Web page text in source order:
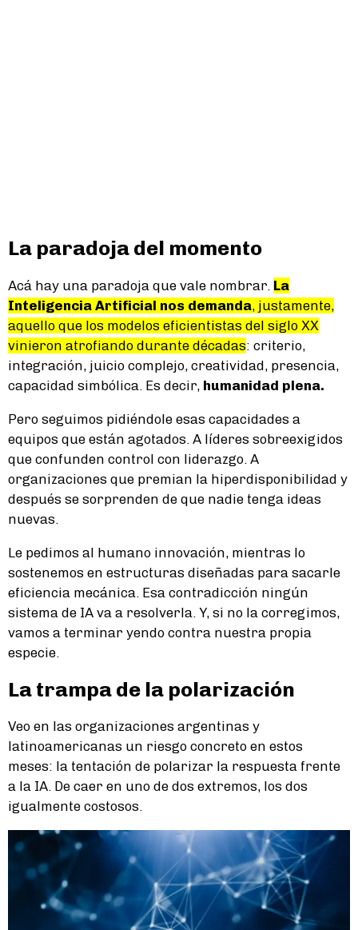
La paradoja del momento
Acá hay una paradoja que vale nombrar. La
Inteligencia Artificial nos demanda, justamente,
aquello que los modelos eficientistas del siglo XX
vinieron atrofiando durante décadas: criterio,
integración, juicio complejo, creatividad, presencia,
capacidad simbólica. Es decir, humanidad plena.
Pero seguimos pidiéndole esas capacidades a
equipos que están agotados. A líderes sobreexigidos
que confunden control con liderazgo. A
organizaciones que premian la hiperdisponibilidad y
después se sorprenden de que nadie tenga ideas
nuevas.
Le pedimos al humano innovación, mientras lo
sostenemos en estructuras diseñadas para sacarle
eficiencia mecánica. Esa contradicción ningún
sistema de IA va a resolverla. Y, si no la corregimos,
vamos a terminar yendo contra nuestra propia
especie.
La trampa de la polarización
Veo en las organizaciones argentinas y
latinoamericanas un riesgo concreto en estos
meses: la tentación de polarizar la respuesta frente
a la IA. De caer en uno de dos extremos, los dos
igualmente costosos.